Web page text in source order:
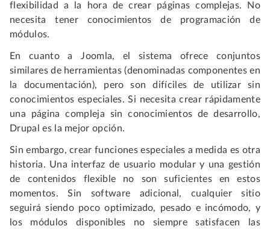
flexibilidad a la hora de crear páginas complejas. No
necesita tener conocimientos de programación de
módulos.
En cuanto a Joomla, el sistema ofrece conjuntos
similares de herramientas (denominadas componentes en
la documentación), pero son difíciles de utilizar sin
conocimientos especiales. Si necesita crear rápidamente
una página compleja sin conocimientos de desarrollo,
Drupal es la mejor opción.
Sin embargo, crear funciones especiales a medida es otra
historia. Una interfaz de usuario modular y una gestión
de contenidos flexible no son suficientes en estos
momentos. Sin software adicional, cualquier sitio
seguirá siendo poco optimizado, pesado e incómodo, y
los módulos disponibles no siempre satisfacen las